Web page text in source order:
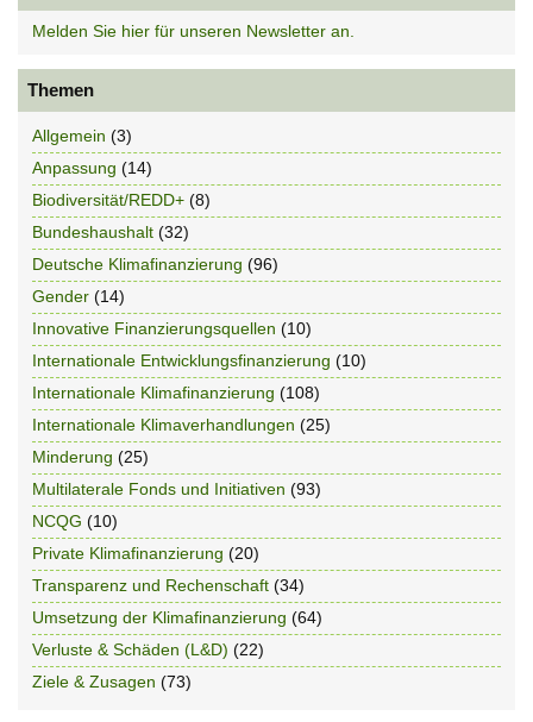
Melden Sie hier für unseren Newsletter an.
Themen
Allgemein (3)
Anpassung (14)
Biodiversität/REDD+ (8)
Bundeshaushalt (32)
Deutsche Klimafinanzierung (96)
Gender (14)
Innovative Finanzierungsquellen (10)
Internationale Entwicklungsfinanzierung (10)
Internationale Klimafinanzierung (108)
Internationale Klimaverhandlungen (25)
Minderung (25)
Multilaterale Fonds und Initiativen (93)
NCQG (10)
Private Klimafinanzierung (20)
Transparenz und Rechenschaft (34)
Umsetzung der Klimafinanzierung (64)
Verluste & Schäden (L&D) (22)
Ziele & Zusagen (73)